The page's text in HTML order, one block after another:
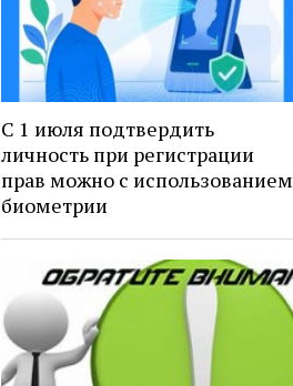
С 1 июля подтвердить
личность при регистрации
прав можно с использованием
биометрии